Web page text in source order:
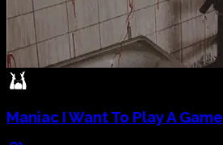
Maniac I Want To Play A Game